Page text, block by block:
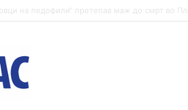
Запленети кокаин, марихуана и